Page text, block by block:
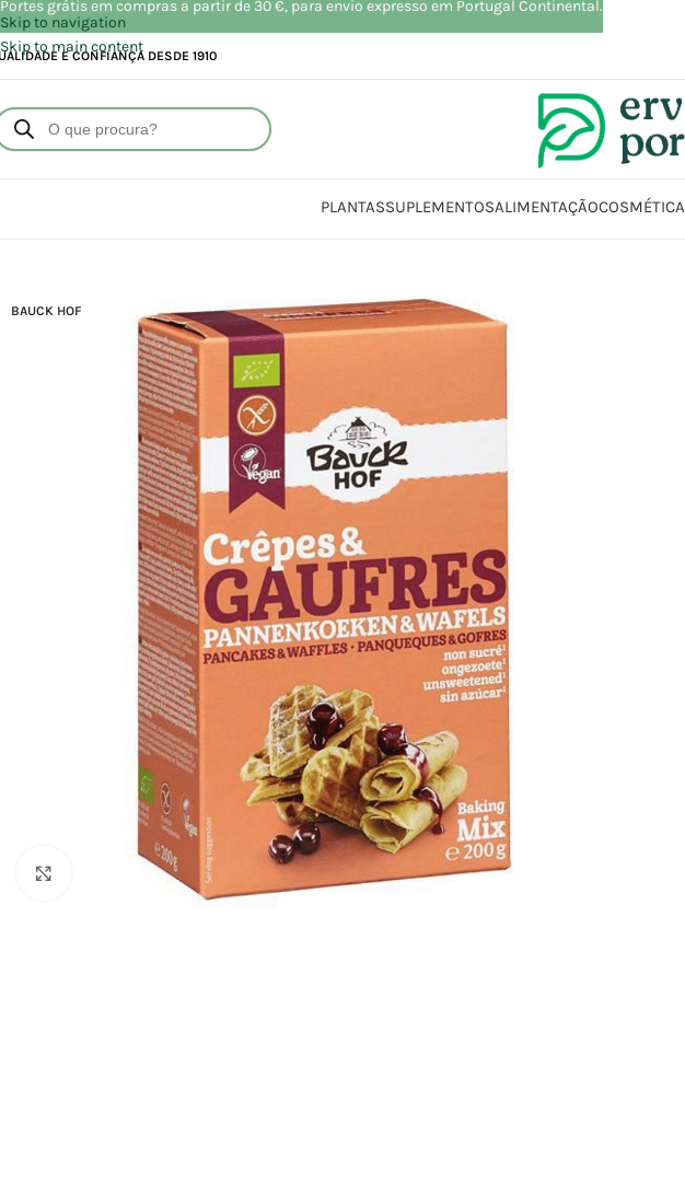
Skip to navigation
Skip to main content
E CONFIANÇA DESDE 1910
PLANTASSUPLEMENTOSALIMENTAÇÃOCOSMÉTICA
BAUCK HOF
Click to enlarge
Portes grátis em compras a partir de 30 €, para envio expresso em Portugal Continental.